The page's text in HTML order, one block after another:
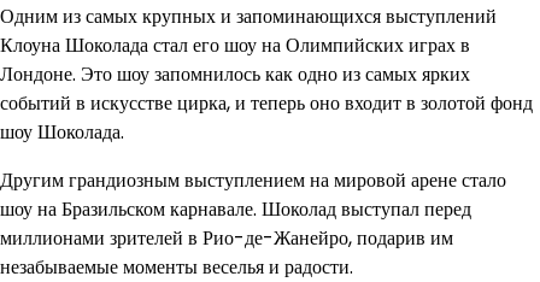
Одним из самых крупных и запоминающихся выступлений
Клоуна Шоколада стал его шоу на Олимпийских играх в
Лондоне. Это шоу запомнилось как одно из самых ярких
событий в искусстве цирка, и теперь оно входит в золотой фонд
шоу Шоколада.
Другим грандиозным выступлением на мировой арене стало
шоу на Бразильском карнавале. Шоколад выступал перед
миллионами зрителей в Рио-де-Жанейро, подарив им
незабываемые моменты веселья и радости.